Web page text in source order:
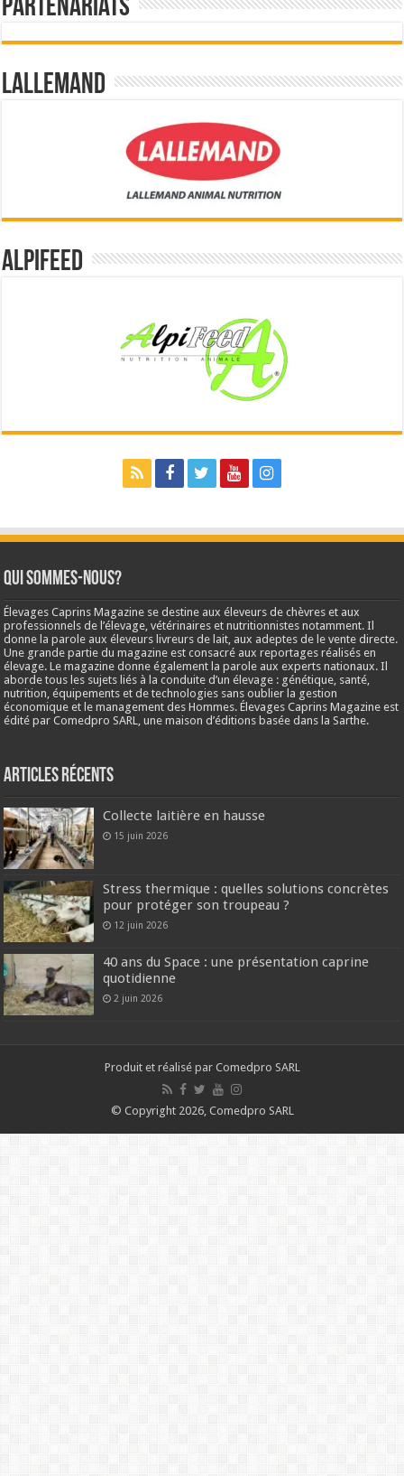
Partenariats
Lallemand
Alpifeed
Qui sommes-nous?
Élevages Caprins Magazine se destine aux éleveurs de chèvres et aux
professionnels de l’élevage, vétérinaires et nutritionnistes notamment. Il
donne la parole aux éleveurs livreurs de lait, aux adeptes de le vente directe.
Une grande partie du magazine est consacré aux reportages réalisés en
élevage. Le magazine donne également la parole aux experts nationaux. Il
aborde tous les sujets liés à la conduite d’un élevage : génétique, santé,
nutrition, équipements et de technologies sans oublier la gestion
économique et le management des Hommes. Élevages Caprins Magazine est
édité par Comedpro SARL, une maison d’éditions basée dans la Sarthe.
Articles récents
Collecte laitière en hausse
15 juin 2026
Stress thermique : quelles solutions concrètes
pour protéger son troupeau ?
12 juin 2026
40 ans du Space : une présentation caprine
quotidienne
2 juin 2026
Produit et réalisé par Comedpro SARL
© Copyright 2026, Comedpro SARL